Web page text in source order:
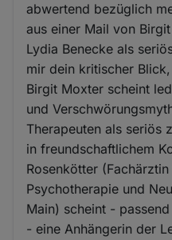
abwertend bezüglich
aus einer Mail von
Lydia Benecke als
mir dein kritischer
Birgit Moxter scheint
und
Therapeuten als seriös
in freundschaftlichem
Rosenkötter
Psychotherapie und
Main) scheint -
- eine Anhängerin der